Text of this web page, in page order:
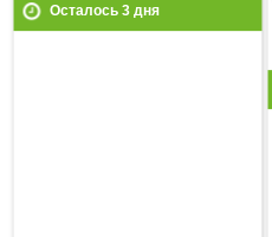
Осталось 3дня